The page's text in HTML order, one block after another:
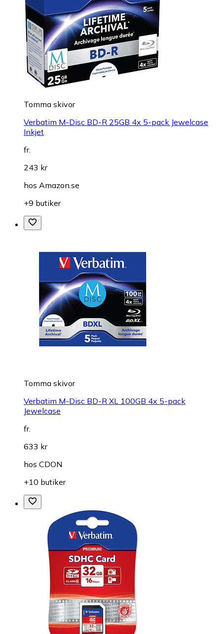
Tomma skivor
Verbatim M-Disc BD-R 25GB 4x 5-pack Jewelcase
Inkjet
fr.
243 kr
hos Amazon.se
+9 butiker
Tomma skivor
Verbatim M-Disc BD-R XL 100GB 4x 5-pack
Jewelcase
fr.
633 kr
hos CDON
+10 butiker